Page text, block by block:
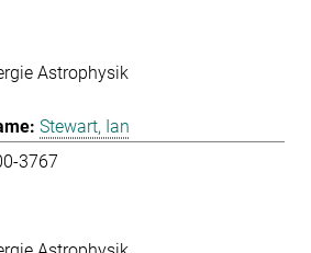
Astrophysik
Stewart, Ian
3767